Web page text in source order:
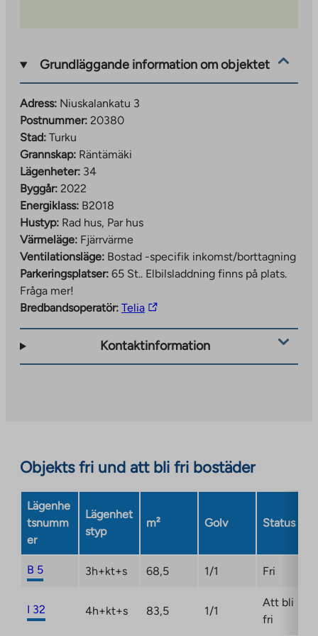
Grundläggande information om objektet
Adress: Niuskalankatu 3
Postnummer: 20380
Stad: Turku
Grannskap: Räntämäki
Lägenheter: 34
Byggår: 2022
Energiklass: B2018
Hustyp: Rad hus, Par hus
Värmeläge: Fjärrvärme
Ventilationsläge: Bostad -specifik inkomst/borttagning
Parkeringsplatser: 65 St.. Elbilsladdning finns på plats.
Fråga mer!
Bredbandsoperatör: TeliaThe
takes
opens
in
a
tab
Kontaktinformation
Objekts fri und att bli fri bostäder
Lägenhe
tsnumm
er
Lägenhet
styp
m² Golv Status
B 5 3h+kt+s 68,5 1/1 Fri
I 32 4h+kt+s 83,5 1/1
Att bli
fri